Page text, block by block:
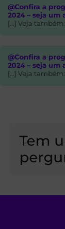
@Confira a
2024 – seja um
[…] Veja
@Confira a
2024 – seja um
[…] Veja
Tem